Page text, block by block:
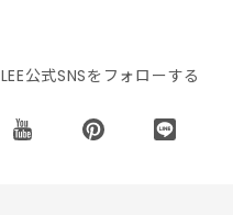
LEE公式SNSをフォローする